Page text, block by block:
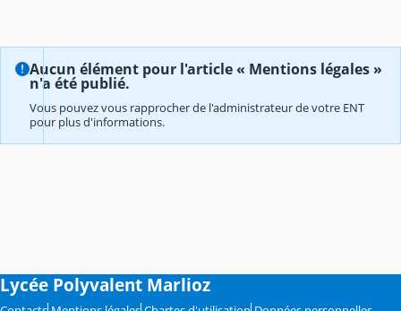
Aucun élément pour l'article « Mentions légales »
n'a été publié.
Vous pouvez vous rapprocher de l'administrateur de votre ENT
pour plus d'informations.
Lycée Polyvalent Marlioz